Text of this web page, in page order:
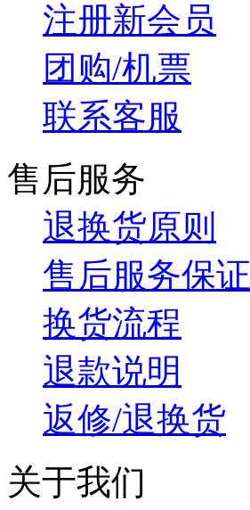
注册新会员
团购/机票
联系客服
售后服务
退换货原则
售后服务保证
换货流程
退款说明
返修/退换货
关于我们